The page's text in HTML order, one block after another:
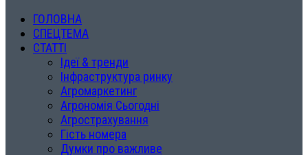
ГОЛОВНА
СПЕЦТЕМА
СТАТТІ
Ідеї & тренди
Інфраструктура ринку
Агромаркетинг
Агрономія Сьогодні
Агрострахування
Гість номера
Думки про важливе